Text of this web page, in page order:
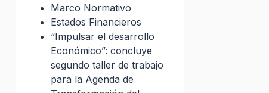
Marco Normativo
Estados Financieros
“Impulsar el desarrollo
Económico”: concluye
segundo taller de trabajo
para la Agenda de